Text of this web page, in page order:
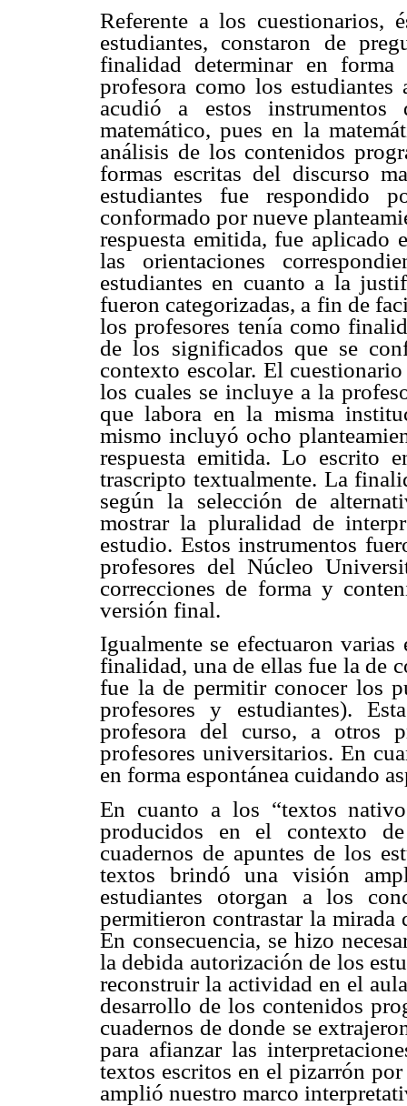
Referente a los cuestionarios,
estudiantes, constaron de
finalidad determinar en
profesora como los
acudió a estos
matemático, pues en la
análisis de los contenidos
formas escritas del discurso
estudiantes fue respondido
conformado por nueve
respuesta emitida, fue aplicado
las orientaciones
estudiantes en cuanto a la
fueron categorizadas, a fin de
los profesores tenía como
de los significados que se
contexto escolar. El
los cuales se incluye a la
que labora en la misma
mismo incluyó ocho
respuesta emitida. Lo escrito
trascripto textualmente. La
según la selección de
mostrar la pluralidad de
estudio. Estos instrumentos
profesores del Núcleo
correcciones de forma y
versión final.
Igualmente se efectuaron
finalidad, una de ellas fue la de
fue la de permitir conocer los
profesores y estudiantes).
profesora del curso, a otros
profesores universitarios. En
en forma espontánea cuidando
En cuanto a los “textos
producidos en el contexto
cuadernos de apuntes de los
textos brindó una visión
estudiantes otorgan a los
permitieron contrastar la mirada
En consecuencia, se hizo
la debida autorización de los
reconstruir la actividad en el
desarrollo de los contenidos
cuadernos de donde se
para afianzar las
textos escritos en el pizarrón
amplió nuestro marco